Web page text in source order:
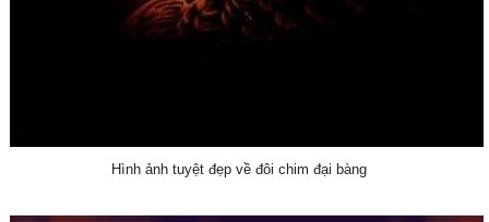
Hình ảnh tuyệt đẹp về đôi chim đại bàng